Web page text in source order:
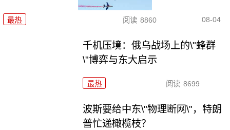
最热 阅读 8860 08-04
千机压境：俄乌战场上的\"蜂群
\"博弈与东大启示
最热 阅读 8699
波斯要给中东\"物理断网\"，特朗
普忙递橄榄枝？